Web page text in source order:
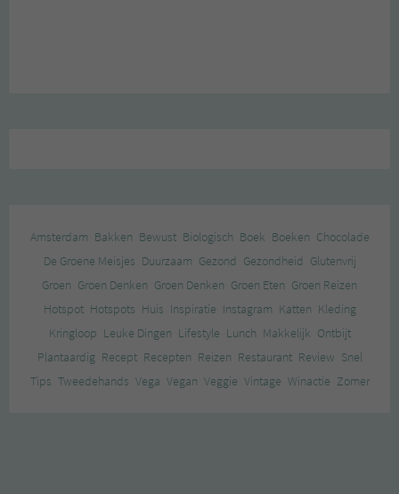
Amsterdam Bakken Bewust Biologisch Boek Boeken Chocolade
De Groene Meisjes Duurzaam Gezond Gezondheid Glutenvrij
Groen Groen Denken Groen Denken Groen Eten Groen Reizen
Hotspot Hotspots Huis Inspiratie Instagram Katten Kleding
Kringloop Leuke Dingen Lifestyle Lunch Makkelijk Ontbijt
Plantaardig Recept Recepten Reizen Restaurant Review Snel
Tips Tweedehands Vega Vegan Veggie Vintage Winactie Zomer